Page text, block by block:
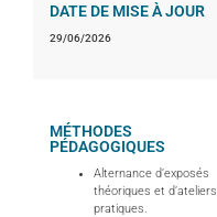
DATE DE MISE À JOUR
29/06/2026
MÉTHODES
PÉDAGOGIQUES
Alternance d’exposés
théoriques et d’ateliers
pratiques.